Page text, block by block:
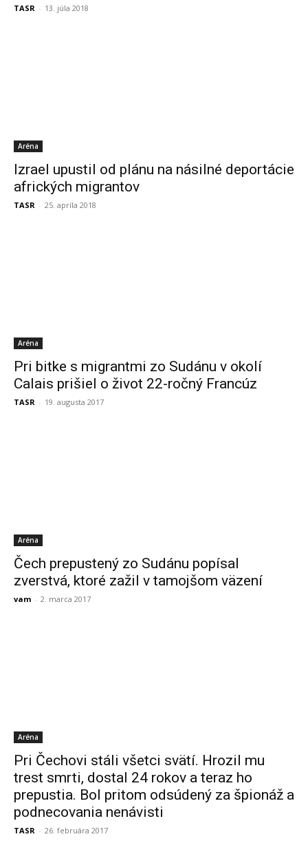
TASR - 13. júla 2018
Aréna
Izrael upustil od plánu na násilné deportácie
afrických migrantov
TASR - 25. apríla 2018
Aréna
Pri bitke s migrantmi zo Sudánu v okolí
Calais prišiel o život 22-ročný Francúz
TASR - 19. augusta 2017
Aréna
Čech prepustený zo Sudánu popísal
zverstvá, ktoré zažil v tamojšom väzení
vam - 2. marca 2017
Aréna
Pri Čechovi stáli všetci svätí. Hrozil mu
trest smrti, dostal 24 rokov a teraz ho
prepustia. Bol pritom odsúdený za špionáž a
podnecovania nenávisti
TASR - 26. februára 2017